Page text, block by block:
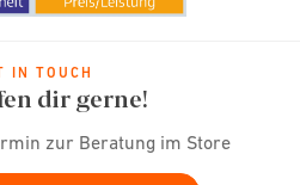
IN TOUCH
dir gerne!
zur Beratung im Store